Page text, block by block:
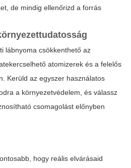
de mindig ellenőrizd a forrás
lábnyoma csökkenthető az
atomizerek és a felelős
Kerüld az egyszer használatos
a környezetvédelem, és válassz
csomagolást előnyben
hogy reális elvárásaid